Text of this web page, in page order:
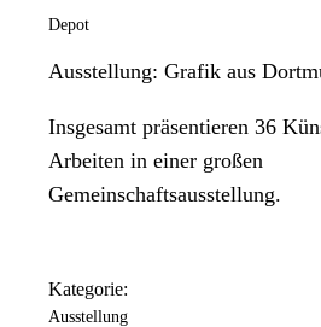
Depot
Ausstellung: Grafik aus
Insgesamt präsentieren 36
Arbeiten in einer großen
Gemeinschaftsausstellung.
Kategorie:
Ausstellung